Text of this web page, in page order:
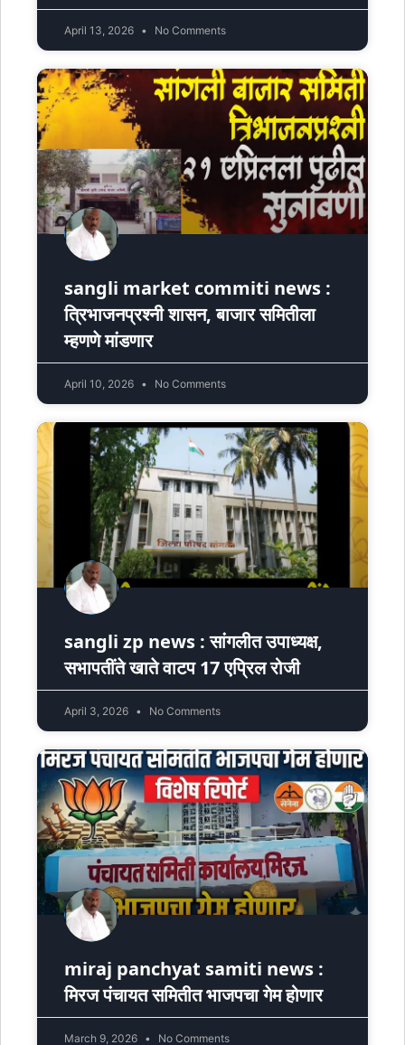
April 13, 2026 No Comments
sangli market commiti news :
त्रिभाजनप्रश्नी शासन, बाजार समितीला
म्हणणे मांडणार
April 10, 2026 No Comments
sangli zp news : सांगलीत उपाध्यक्ष,
सभापतींते खाते वाटप 17 एप्रिल रोजी
April 3, 2026 No Comments
miraj panchyat samiti news :
मिरज पंचायत समितीत भाजपचा गेम होणार
March 9, 2026 No Comments